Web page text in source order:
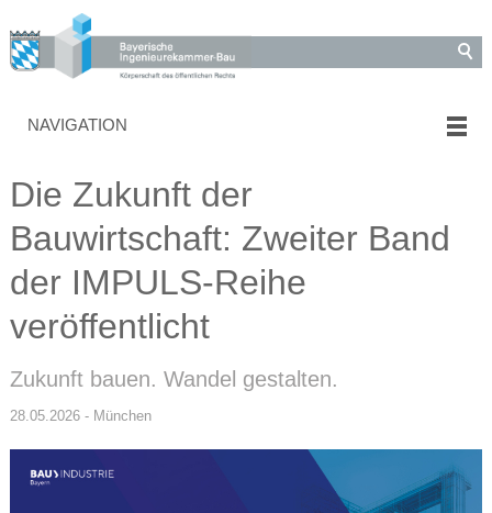
NAVIGATION
Die Zukunft der
Bauwirtschaft: Zweiter Band
der IMPULS-Reihe
veröffentlicht
Zukunft bauen. Wandel gestalten.
28.05.2026 - München